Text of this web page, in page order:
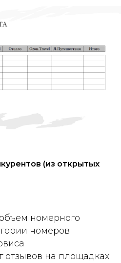
(из открытых
номерного
номеров
отзывов на площадках